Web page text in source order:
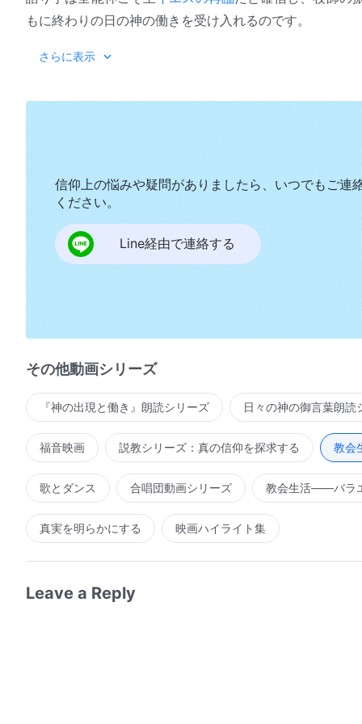
もに終わりの日の神の働きを受け入れるのです。
さらに表示
信仰上の悩みや疑問がありましたら、いつでもご連
ください。
Line経由で連絡する
その他動画シリーズ
『神の出現と働き』朗読シリーズ 日々の神の御言葉朗読
福音映画 説教シリーズ：真の信仰を探求する 教会
歌とダンス 合唱団動画シリーズ 教会生活――バラ
真実を明らかにする 映画ハイライト集
Leave a Reply